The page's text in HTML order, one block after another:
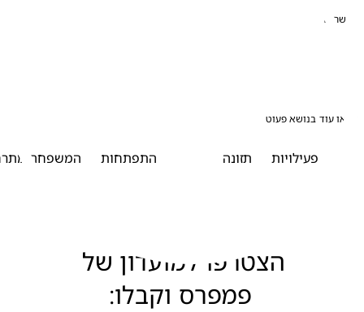
עוד בנושא פעוט
פעילויות תזונה שינה התפתחות המשפחה מתרחבת
הצטרפו למועדון של
פמפרס וקבלו: